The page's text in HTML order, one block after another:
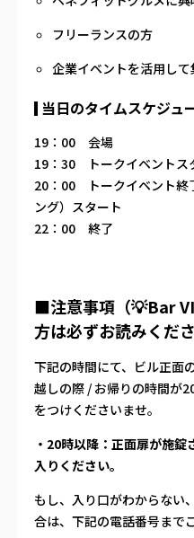
フリーランスの方
企業イベントを活用し
当日のタイムスケジュ
19：00 会場
19：30 トークイベントス
20：00 トークイベント終
ング）スタート
22：00 終了
■注意事項（💡Bar
方は必ずお読みくださ
下記の時間にて、ビル正面
越しの際 / お帰りの時間が
をつけくださいませ。
・20時以降：正面扉が施
入りください。
もし、入り口がわからない
合は、下記の電話番号まで